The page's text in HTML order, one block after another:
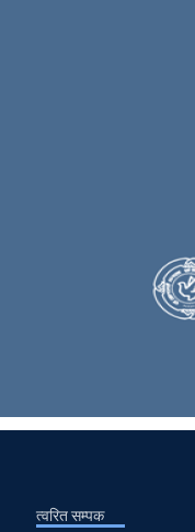
त्वरित सम्पक